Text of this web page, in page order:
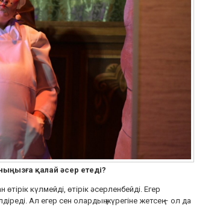
қалай әсер етеді?
күлмейді, өтірік әсерленбейді. Егер
Ал егер сен олардың жүрегіне жетсең – ол да